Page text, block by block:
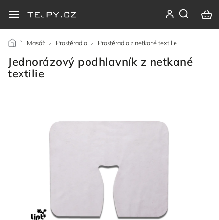
/ Masáž / Prostěradla / Prostěradla z netkané textilie
Jednorázový podhlavník z netkané
textilie